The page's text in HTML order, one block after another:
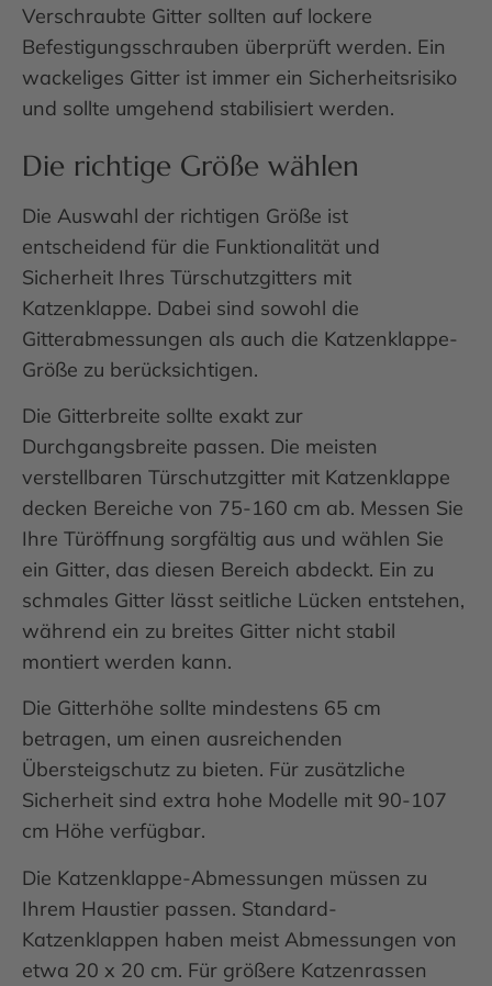
Verschraubte Gitter sollten auf lockere
Befestigungsschrauben überprüft werden. Ein
wackeliges Gitter ist immer ein Sicherheitsrisiko
und sollte umgehend stabilisiert werden.
Die richtige Größe wählen
Die Auswahl der richtigen Größe ist
entscheidend für die Funktionalität und
Sicherheit Ihres Türschutzgitters mit
Katzenklappe. Dabei sind sowohl die
Gitterabmessungen als auch die Katzenklappe-
Größe zu berücksichtigen.
Die Gitterbreite sollte exakt zur
Durchgangsbreite passen. Die meisten
verstellbaren Türschutzgitter mit Katzenklappe
decken Bereiche von 75-160 cm ab. Messen Sie
Ihre Türöffnung sorgfältig aus und wählen Sie
ein Gitter, das diesen Bereich abdeckt. Ein zu
schmales Gitter lässt seitliche Lücken entstehen,
während ein zu breites Gitter nicht stabil
montiert werden kann.
Die Gitterhöhe sollte mindestens 65 cm
betragen, um einen ausreichenden
Übersteigschutz zu bieten. Für zusätzliche
Sicherheit sind extra hohe Modelle mit 90-107
cm Höhe verfügbar.
Die Katzenklappe-Abmessungen müssen zu
Ihrem Haustier passen. Standard-
Katzenklappen haben meist Abmessungen von
etwa 20 x 20 cm. Für größere Katzenrassen